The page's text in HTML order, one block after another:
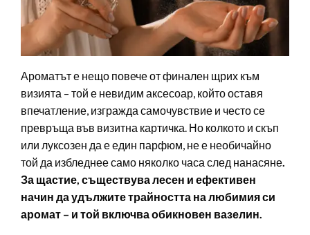
Ароматът е нещо повече от финален щрих към
визията – той е невидим аксесоар, който оставя
впечатление, изгражда самочувствие и често се
превръща във визитна картичка. Но колкото и скъп
или луксозен да е един парфюм, не е необичайно
той да избледнее само няколко часа след нанасяне.
За щастие, съществува лесен и ефективен
начин да удължите трайността на любимия си
аромат – и той включва обикновен вазелин.